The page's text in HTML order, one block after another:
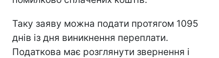
Таку заяву можна подати протягом 1095
днів із дня виникнення переплати.
Податкова має розглянути звернення і